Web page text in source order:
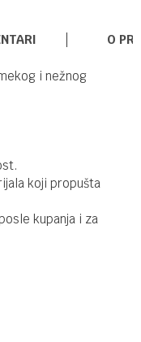
O
i nežnog
koji propušta
kupanja i za